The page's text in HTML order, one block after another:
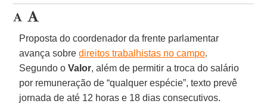
Proposta do coordenador da frente parlamentar
avança sobredireitos trabalhistas no campo.
Segundo oValor, além de permitir a troca do salário
por remuneração de “qualquer espécie”, texto prevê
jornada de até 12 horas e 18 dias consecutivos.